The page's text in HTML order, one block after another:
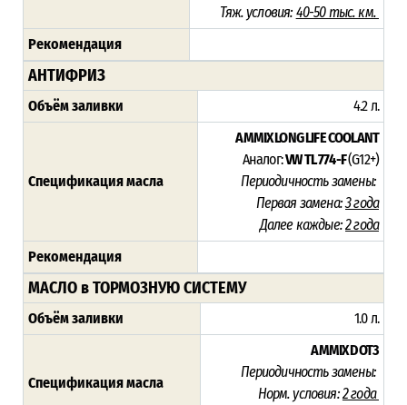
Тяж. условия: 40-50 тыс. км.
Рекомендация
АНТИФРИЗ
Объём заливки 4.2 л.
Спецификация масла
AMMIX LONG LIFE COOLANT
Аналог:VW TL 774-F(G12+)
Периодичность замены:
Первая замена:3 года
Далее каждые:2 года
Рекомендация
МАСЛО в ТОРМОЗНУЮ СИСТЕМУ
Объём заливки 1.0 л.
Спецификация масла
AMMIX DOT3
Периодичность замены:
Норм. условия:2 года